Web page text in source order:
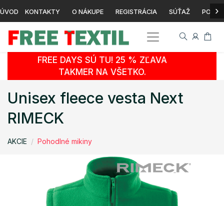
ÚVOD KONTAKTY O NÁKUPE REGISTRÁCIA SÚŤAŽ ›
FREE DAYS SÚ TU! 25 % ZĽAVA
TAKMER NA VŠETKO.
Unisex fleece vesta Next
RIMECK
AKCIE Pohodlné mikiny